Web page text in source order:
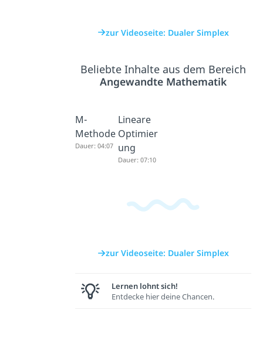
zur Videoseite: Dualer Simplex
Beliebte Inhalte aus dem Bereich
Angewandte Mathematik
M-
Methode
Dauer: 04:07
Lineare
Optimier
ung
Dauer: 07:10
zur Videoseite: Dualer Simplex
Lernen lohnt sich!
Entdecke hier deine Chancen.